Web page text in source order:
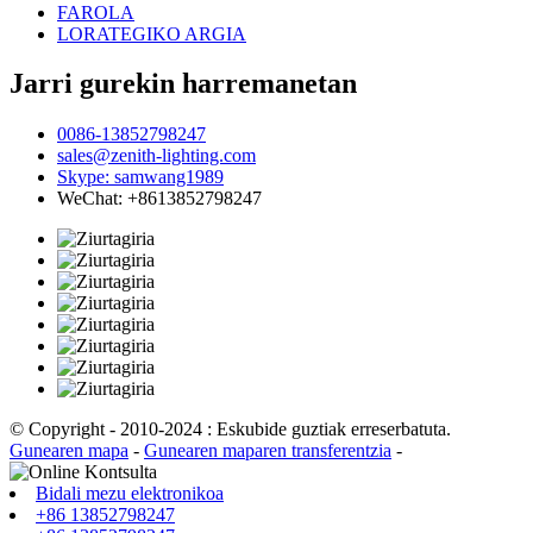
FAROLA
LORATEGIKO ARGIA
Jarri gurekin harremanetan
0086-13852798247
sales@zenith-lighting.com
Skype: samwang1989
WeChat: +8613852798247
© Copyright - 2010-2024 : Eskubide guztiak erreserbatuta.
Gunearen mapa - Gunearen maparen transferentzia -
Bidali mezu elektronikoa
+86 13852798247